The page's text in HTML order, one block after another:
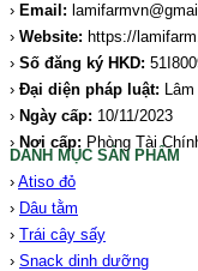
› Email:
› Website: https://
› Số đăng ký HKD:
› Đại diện pháp luật:
› Ngày cấp: 10/11/2023
› Nơi cấp: Phòng Tài
DANH MỤC SẢN PHẨM
› Atiso đỏ
› Dâu tằm
› Trái cây sấy
› Snack dinh dưỡng